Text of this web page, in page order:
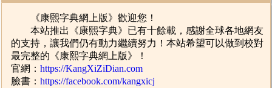
《康熙字典網上版》歡迎您！
本站推出《康熙字典》已有十餘載，感謝全球各地網友
的支持，讓我們仍有動力繼續努力！本站希望可以做到校對
最完整的《康熙字典網上版》！
官網：https://KangXiZiDian.com
臉書：https://facebook.com/kangxicj